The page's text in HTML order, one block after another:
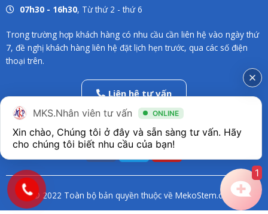
07h30 - 16h30, Từ thứ 2 - thứ 6
Trong trường hợp khách hàng có nhu cầu cần liên hệ vào ngày thứ
7, đề nghị khách hàng liên hệ đặt lịch hẹn trước, qua các số điện
thoại trên.
Liên hệ tư vấn
02838686546
F
a
b
T
w
t
Y
o
u
© 2022 Toàn bộ bản quyền thuộc về MekoStem.com
MKS.Nhân viên tư vấn ONLINE
Xin chào, Chúng tôi ở đây và sẵn sàng tư vấn. Hãy
1